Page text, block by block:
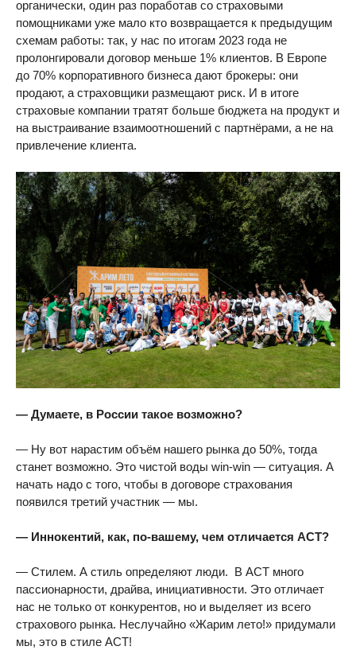
органически, один раз поработав со страховыми
помощниками уже мало кто возвращается к предыдущим
схемам работы: так, у нас по итогам 2023 года не
пролонгировали договор меньше 1% клиентов. В Европе
до 70% корпоративного бизнеса дают брокеры: они
продают, а страховщики размещают риск. И в итоге
страховые компании тратят больше бюджета на продукт и
на выстраивание взаимоотношений с партнёрами, а не на
привлечение клиента.
— Думаете, в России такое возможно?
— Ну вот нарастим объём нашего рынка до 50%, тогда
станет возможно. Это чистой воды win-win — ситуация. А
начать надо с того, чтобы в договоре страхования
появился третий участник — мы.
— Иннокентий, как, по-вашему, чем отличается АСТ?
— Стилем. А стиль определяют люди. В АСТ много
пассионарности, драйва, инициативности. Это отличает
нас не только от конкурентов, но и выделяет из всего
страхового рынка. Неслучайно «Жарим лето!» придумали
мы, это в стиле АСТ!